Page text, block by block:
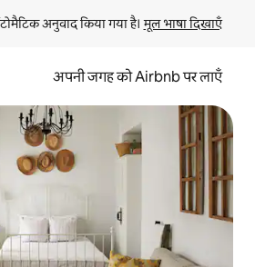
अनुवाद किया गया है। मूल भाषा दिखाएँ
अपनी जगह को Airbnb पर लाएँ